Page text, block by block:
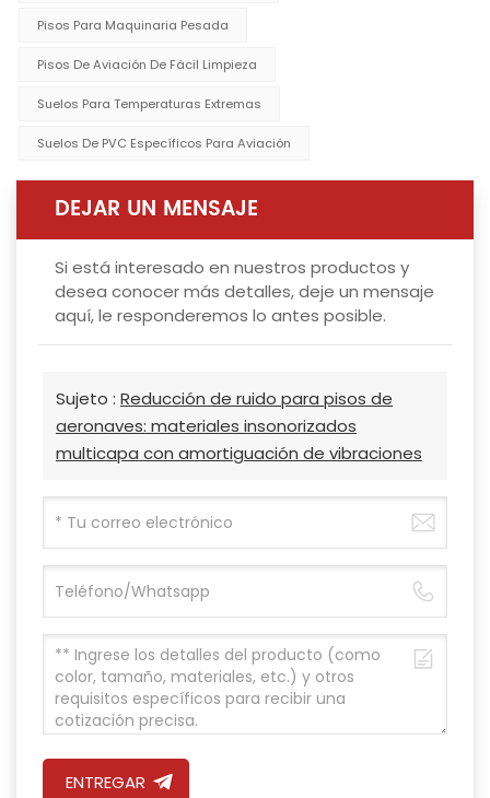
Pisos Para Maquinaria Pesada
Pisos De Aviación De Fácil Limpieza
Suelos Para Temperaturas Extremas
Suelos De PVC Específicos Para Aviación
DEJAR UN MENSAJE
Si está interesado en nuestros productos y
desea conocer más detalles, deje un mensaje
aquí, le responderemos lo antes posible.
Sujeto : Reducción de ruido para pisos de
aeronaves: materiales insonorizados
multicapa con amortiguación de vibraciones
ENTREGAR